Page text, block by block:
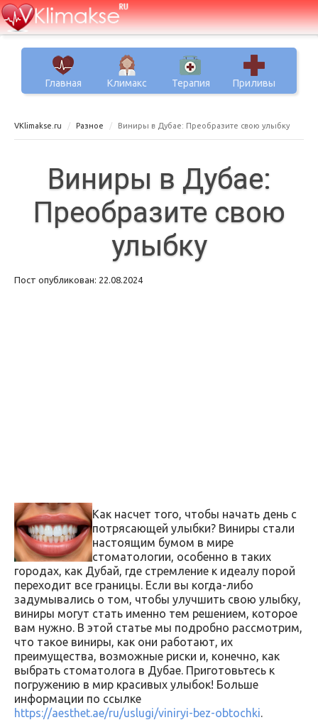
Главная Климакс Терапия Приливы
VKlimakse.ru Разное Виниры в Дубае: Преобразите свою улыбку
Виниры в Дубае:
Преобразите свою
улыбку
Пост опубликован: 22.08.2024
Как насчет того, чтобы начать день с
потрясающей улыбки? Виниры стали
настоящим бумом в мире
стоматологии, особенно в таких
городах, как Дубай, где стремление к идеалу порой
переходит все границы. Если вы когда-либо
задумывались о том, чтобы улучшить свою улыбку,
виниры могут стать именно тем решением, которое
вам нужно. В этой статье мы подробно рассмотрим,
что такое виниры, как они работают, их
преимущества, возможные риски и, конечно, как
выбрать стоматолога в Дубае. Приготовьтесь к
погружению в мир красивых улыбок! Больше
информации по ссылке
https://aesthet.ae/ru/uslugi/viniryi-bez-obtochki.